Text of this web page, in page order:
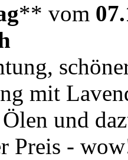
** vom
mit
und
Preis -